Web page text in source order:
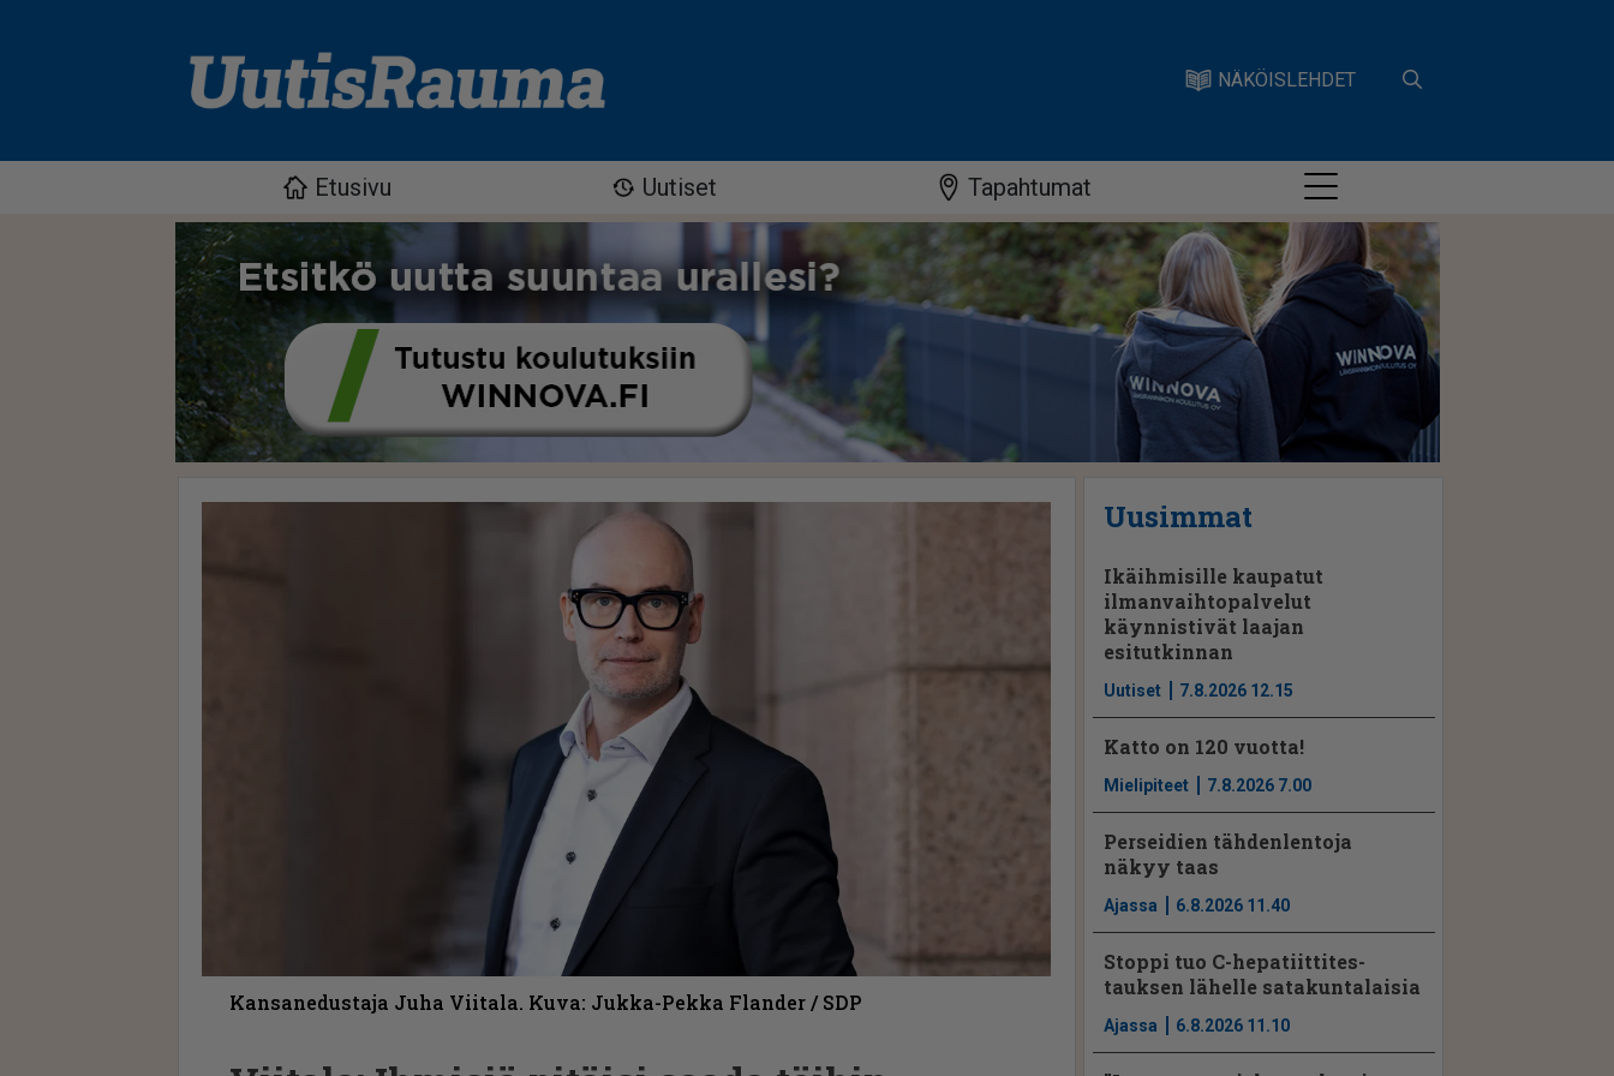
NÄKÖISLEHDET
Etusivu Uutiset Tapahtumat
Kansanedustaja Juha Viitala. Kuva: Jukka-Pekka Flander / SDP
Uusimmat
Ikäihmisille kaupatut
ilmanvaihtopalvelut
käynnistivät laajan
esitutkinnan
Uutiset 7.8.2026 12.15
Katto on 120 vuotta!
Mielipiteet 7.8.2026 7.00
Perseidien tähdenlentoja
näkyy taas
Ajassa 6.8.2026 11.40
Stoppi tuo C-hepatiit­ti­tes­
tauksen lähelle satakuntalaisia
Ajassa 6.8.2026 11.10